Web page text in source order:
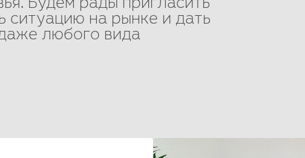
Будем рады пригласить
ситуацию на рынке и дать
любого вида